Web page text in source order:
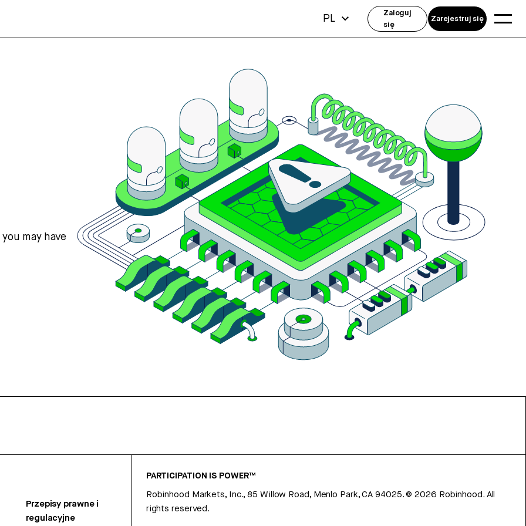
may have
Przepisy prawne i
regulacyjne
PARTICIPATION IS POWER™
Robinhood Markets, Inc., 85 Willow Road, Menlo Park, CA 94025.©2026 Robinhood. All
rights reserved.
PL
Zaloguj
się
Zarejestruj się